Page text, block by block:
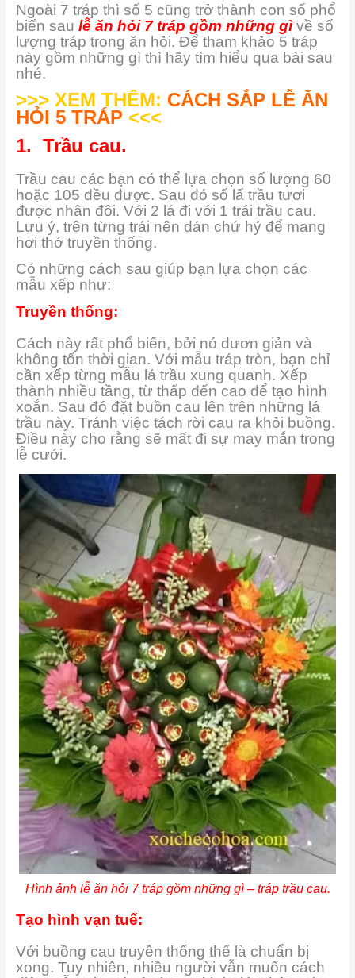
Ngoài 7 tráp thì số 5 cũng trở thành con số phổ
biến sau lễ ăn hỏi 7 tráp gồm những gìvề số
lượng tráp trong ăn hỏi. Để tham khảo 5 tráp
này gồm những gì thì hãy tìm hiểu qua bài sau
nhé.
>>> XEM THÊM: CÁCH SẮP LỄ ĂN
HỎI 5 TRÁP<<<
1. Trầu cau.
Trầu cau các bạn có thể lựa chọn số lượng 60
hoặc 105 đều được. Sau đó số lấ trầu tươi
được nhân đôi. Với 2 lá đi với 1 trái trầu cau.
Lưu ý, trên từng trái nên dán chứ hỷ để mang
hơi thở truyền thống.
Có những cách sau giúp bạn lựa chọn các
mẫu xếp như:
Truyền thống:
Cách này rất phổ biến, bởi nó dươn giản và
không tốn thời gian. Với mẫu tráp tròn, bạn chỉ
cần xếp từng mẫu lá trầu xung quanh. Xếp
thành nhiều tầng, từ thấp đến cao để tạo hình
xoắn. Sau đó đặt buồn cau lên trên những lá
trầu này. Tránh việc tách rời cau ra khỏi buồng.
Điều này cho rằng sẽ mất đi sự may mắn trong
lễ cưới.
Hình ảnh lễ ăn hỏi 7 tráp gồm những gì – tráp trầu cau.
Tạo hình vạn tuế:
Với buồng cau truyền thống thế là chuẩn bị
xong. Tuy nhiên, nhiều người vẫn muốn cách